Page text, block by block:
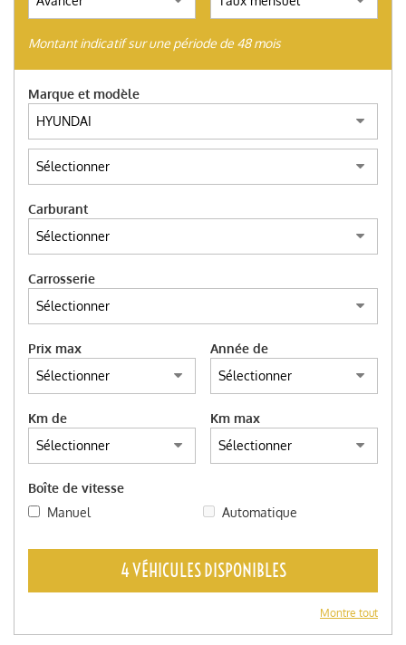
NOUS ACHETONS D’OCCASION
TROUVEZ VOTRE VOITURE
ITALIANO
ENGLISH
Montant indicatif sur une période de 48 mois
Marque et modèle
Carburant
Carrosserie
Prix max Année de
Km de Km max
Boîte de vitesse
Manuel
Automatique
4 VÉHICULES DISPONIBLES
Montre tout